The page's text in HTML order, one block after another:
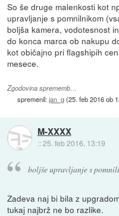
So še druge malenkosti kot
upravljanje s pomnilnikom
boljša kamera, vodotesnost
do konca marca ob nakupu
kot običajno pri flagshipih
mesece.
Zgodovina sprememb…
spremenil:jan_g(25. feb 2016 ob
M-XXXX
::25. feb 2016, 13:19
boljše upravljanje s
Zadeva naj bi bila z
tukaj najbrž ne bo razlike.